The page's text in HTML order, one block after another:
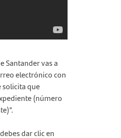
Santander vas a
electrónico con
solicita que
(número
dar clic en